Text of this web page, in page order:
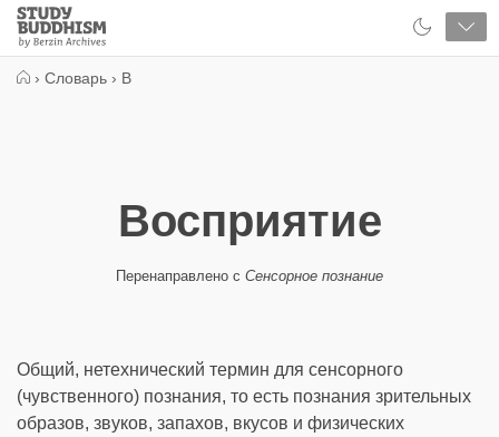
Close
Study
Buddhism
› Словарь › В
Восприятие
Перенаправлено с Сенсорное познание
Общий, нетехнический термин для сенсорного
(чувственного) познания, то есть познания зрительных
образов, звуков, запахов, вкусов и физических